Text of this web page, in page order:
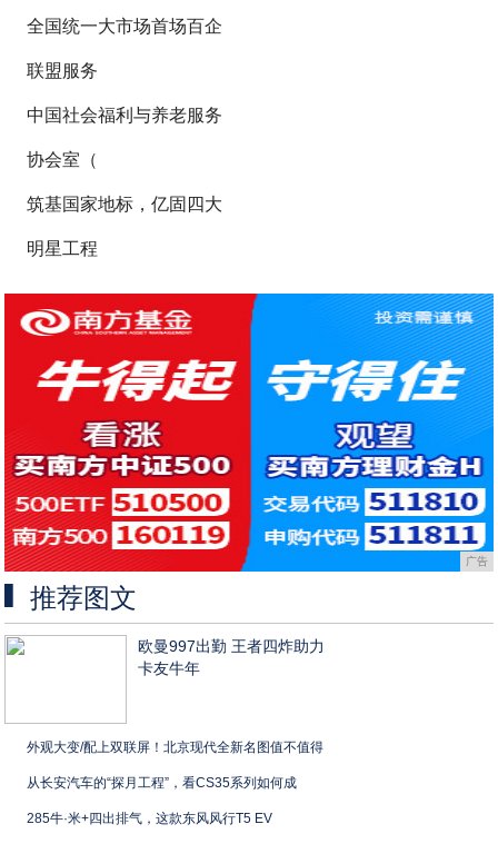
全国统一大市场首场百企
联盟服务
中国社会福利与养老服务
协会室（
筑基国家地标，亿固四大
明星工程
广告
推荐图文
欧曼997出勤 王者四炸助力
卡友牛年
外观大变/配上双联屏！北京现代全新名图值不值得
从长安汽车的“探月工程”，看CS35系列如何成
285牛·米+四出排气，这款东风风行T5 EV